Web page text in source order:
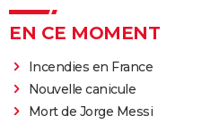
EN CE MOMENT
Incendies en France
Nouvelle canicule
Mort de Jorge Messi